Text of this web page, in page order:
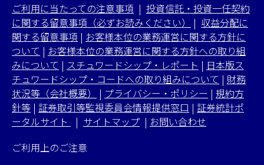
ご利用に当たっての注意事項 | 投資信託・投資一任契約
に関する留意事項（必ずお読みください）
| 収益分配に
関する留意事項 | お客様本位の業務運営に関する方針に
ついて | お客様本位の業務運営に関する方針への取り組
みについて | スチュワードシップ・レポート | 日本版ス
チュワードシップ・コードへの取り組みについて | 財務
状況等（会社概要）
| プライバシー・ポリシー | 規約方
針等 | 証券取引等監視委員会情報提供窓口 | 証券統計ポ
ータルサイト
| サイトマップ | お問い合わせ
ご利用上のご注意